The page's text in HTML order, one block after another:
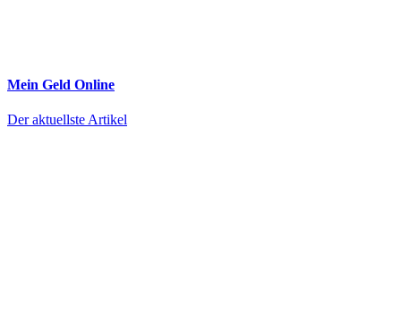
Mein Geld Online
Der aktuellste Artikel